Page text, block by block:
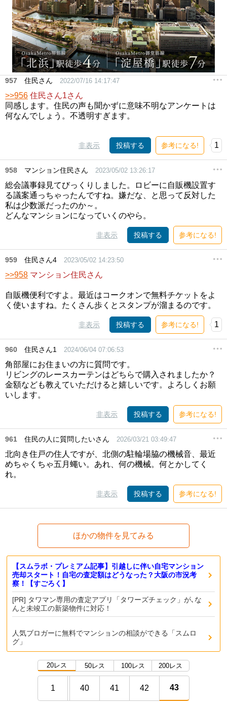
957 住民さん 2022/07/16 14:17:47
>>956 住民さん1さん
同感します。住民の声も聞かずに意味不明なアンケートは
何なんでしょう。不透明すぎます。
非表示 投稿する 参考になる! 1
958 マンション住民さん 2023/05/02 13:26:17
総会議事録見てびっくりしました。ロビーに自販機設置す
る議案通っちゃったんですね。嫌だな、と思って反対した
私は少数派だったのか～。
どんなマンションになっていくのやら。
非表示 投稿する 参考になる!
959 住民さん4 2023/05/02 14:23:50
>>958 マンション住民さん
自販機便利ですよ。最近はコークオンで無料チケットをよ
く使いますね。たくさん歩くとスタンプが溜まるのです。
非表示 投稿する 参考になる! 1
960 住民さん1 2024/06/04 07:06:53
角部屋にお住まいの方に質問です。
リビングのレースカーテンはどちらで購入されましたか？
金額なども教えていただけると嬉しいです。よろしくお願
いします。
非表示 投稿する 参考になる!
961 住民の人に質問したいさん 2026/03/21 03:49:47
北向き住戸の住人ですが、北側の駐輪場脇の機械音、最近
めちゃくちゃ五月蠅い。あれ、何の機械。何とかしてく
れ。
非表示 投稿する 参考になる!
ほかの物件を見てみる
【スムラボ・プレミアム記事】引越しに伴い自宅マンション
売却スタート！自宅の査定額はどうなった？大阪の市況考
察！【すごろく】
[PR] タワマン専用の査定アプリ「タワーズチェック」が､な
んと未竣工の新築物件に対応！
人気ブロガーに無料でマンションの相談ができる「スムロ
グ」
20レス 50レス 100レス 200レス
1 40 41 42 43